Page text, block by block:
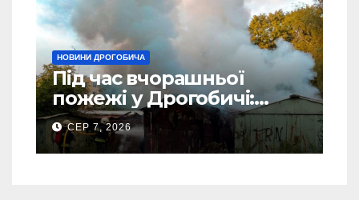
НОВИНИ ДРОГОБИЧА
Під час вчорашньої
пожежі у Дрогобичі:
“врятовано” 4 гаражі
(Відео)
СЕР 7, 2026